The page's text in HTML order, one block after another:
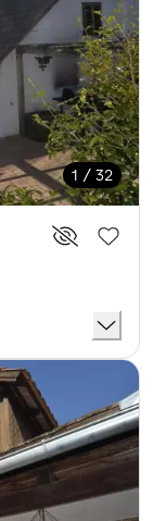
1 / 32